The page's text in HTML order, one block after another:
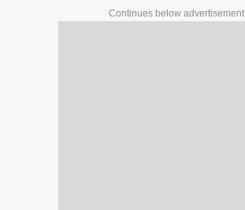
Continues below advertisement